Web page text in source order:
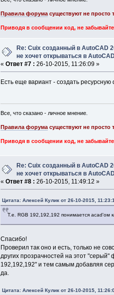
Правила форумасуществуют не просто
Приводя в сообщении код, не
Re: Cuix созданный в AutoCAD
не хочет открываться в
« Ответ #7 : 26-10-2015, 11:26:09 »
Есть еще вариант - создать ресурсную
Все, что сказано - личное мнение.
Правила форумасуществуют не просто
Приводя в сообщении код, не
Re: Cuix созданный в AutoCAD
не хочет открываться в
« Ответ #8 : 26-10-2015, 11:49:12 »
Цитата: Алексей Кулик от 26-10-2015,
Т.е. RGB 192,192,192 понимается acad'ом
Спасибо!
Проверил так оно и есть, только не
других прозрачностей на этот
192,192,192" и тем самым добавляя
да.
Цитата: Алексей Кулик от 26-10-2015,